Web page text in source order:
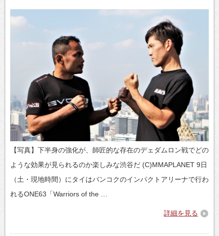
【写真】下半身の強化が、師匠的な存在のデェダムロン戦でどの
ような効果が見られるのか楽しみな渋谷だ (C)MMAPLANET 9日
（土・現地時間）にタイはバンコクのインパクトアリーナで行わ
れるONE63「Warriors of the …
詳細を見る